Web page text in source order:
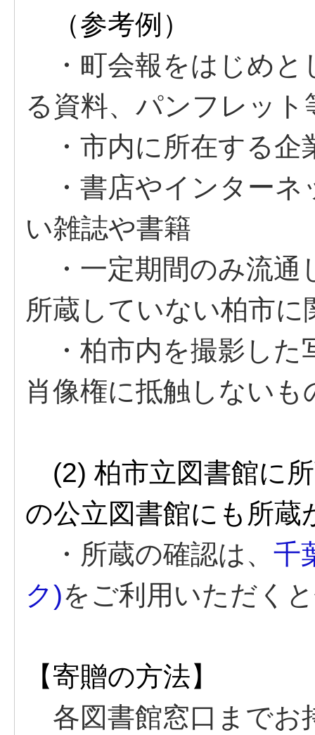
（参考例）
・町会報をはじめと
る資料、パンフレット
・市内に所在する企
・書店やインターネ
い雑誌や書籍
・一定期間のみ流通
所蔵していない柏市に
・柏市内を撮影した
肖像権に抵触しないも
(2) 柏市立図書館に
の公立図書館にも所蔵
・所蔵の確認は、 千
ク)をご利用いただく
【寄贈の方法】
各図書館窓口までお